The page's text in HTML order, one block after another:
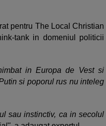
pentru The Local Christian
tank in domeniul politicii
in Europa de Vest si
si poporul rus nu inteleg
sau instinctiv, ca in secolul